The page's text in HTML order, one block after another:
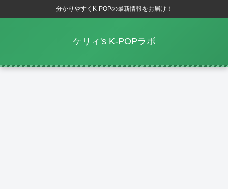
分かりやすくK-POPの最新情報をお届け！
ケリィ's K-POPラボ